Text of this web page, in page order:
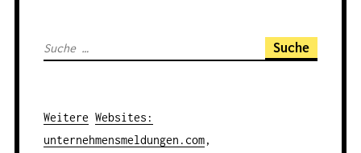
S
h
e
Weitere Websites :
unternehmensmeldungen.com,